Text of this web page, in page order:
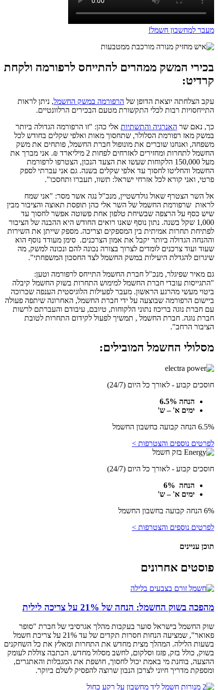
מעבר למחשבון חשמל!
בכירי המשק ממהרים להתייחס לרפורמה ולקחת
קרדיט:
עקב הצלחתה יוצאת הדופן של הרפורמה במשק החשמל, ניתן לראות
התייחסויות רבות לכלי התקשורת מטעם הבכירים הרלוונטיים.
כך, נאם שר האנרגיה והתשתיות אלי כהן: "זו הרפורמה הגדולה ביותר
במשק מאז רפורמת הסלולר, שתחסוך מאות ואלפי שקלים בחודש לכל
משפחה, ואנחנו שוברים את מונופול חברת החשמל, פותחים את משק
החשמל לתחרות ומחזירים לאזרחים לפחות 2 מיליארד ₪. אני מברך את
מעל 150,000 הלקוחות שעשו את הצעד הנכון, הצטרפו לרפורמת
החשמל והחליטו לחסוך עד אלפי שקלים בשנה. גם אני עברתי לספק
פרטי, ואני קורא לכל אזרחי ישראל: תשוו, תעברו ותחסכו".
אל השר הצטרף שאול גולדשטיין, מנכ"ל נגה אשר מסר: "אני שמח
לראות שרפורמת החשמל של השר אלי כהן תופסת תאוצה והציבור מבין
שיש כסף על הרצפה שבשיחת טלפון אחת פשוטה אפשר לחסוך עד
1,000 שקל בשנה. נתון נוסף שאנו רואים החודש היא ההבנה של הציבור
לפתיחת תחרות אמיתית בין המספקים וצריכה. מספק שייתן את השירות
וההנחה הגדולה ביותר יקבל את אמון הצרכנים. סימן מעודד נוסף הוא
שעוד ועוד צרכנים לומדים לצרוך בצורה נכונה להם ונכונה למשק, מה
שיגרום להגדלת היעילות במשק החשמל לצד החסכון המשפחתי".
גם מאיר שפיגלר, מנכ"ל חברת החשמל התייחס לרפורמה וטען:
"התגייסות עובדי חברת החשמל למימוש התחרות בשוק החשמל קיבלה
ביטוי מעשי מהרגע הראשון. מעבר לפעילות הלוגיסטית הענפה שכרוכה
ביישום הרפורמה שבוצעה על ידי חברת החשמל, האחרונה שיתפה פעולה
עם חברת נוגה בריכוז נתוני הלקוחות, טיובם, עיבודם והעברתם לרשות
חברת נוגה. חברת החשמל , תמשיך לפעול לקידום התחרות לטובת
הציבור הרחב".
מסלולי החשמל המובילים:
חוסכים קבוע - לאורך כל היום (24/7)
הנחה 6.5%
ימים א' – ש'
6.5% הנחה קבועה בחשבון החשמל
לפרטים נוספים והצטרפות >
חוסכים קבוע - לאורך כל היום (24/7)
הנחה 6%
ימים א' – ש'
6% הנחה קבועה בחשבון החשמל
לפרטים נוספים והצטרפות >
תוכן עניינים
פוסטים אחרונים
מהפכה בשוק החשמל: הנחה של 21% על צריכה לילית
שוק החשמל בישראל סוער בעקבות מהלך אגרסיבי של חברת "סופר
פאואר", שמציעה הנחות חסרות תקדים של עד 21% על צריכת חשמל
בשעות הלילה. המהלך מצית מחדש את התחרות ומאלץ את כל השחקנים
בשוק, כולל בזק, פזגז וסלקום, לחשב מסלול מחדש. הכתבה צוללת לעומק
ההצעה, בוחנת מי באמת יכול לחסוך, חושפת את המגבלות והאתגרים,
ומספקת מדריך חיוני לצרכן הנבון שרוצה להפסיק לשלם ביוקר.